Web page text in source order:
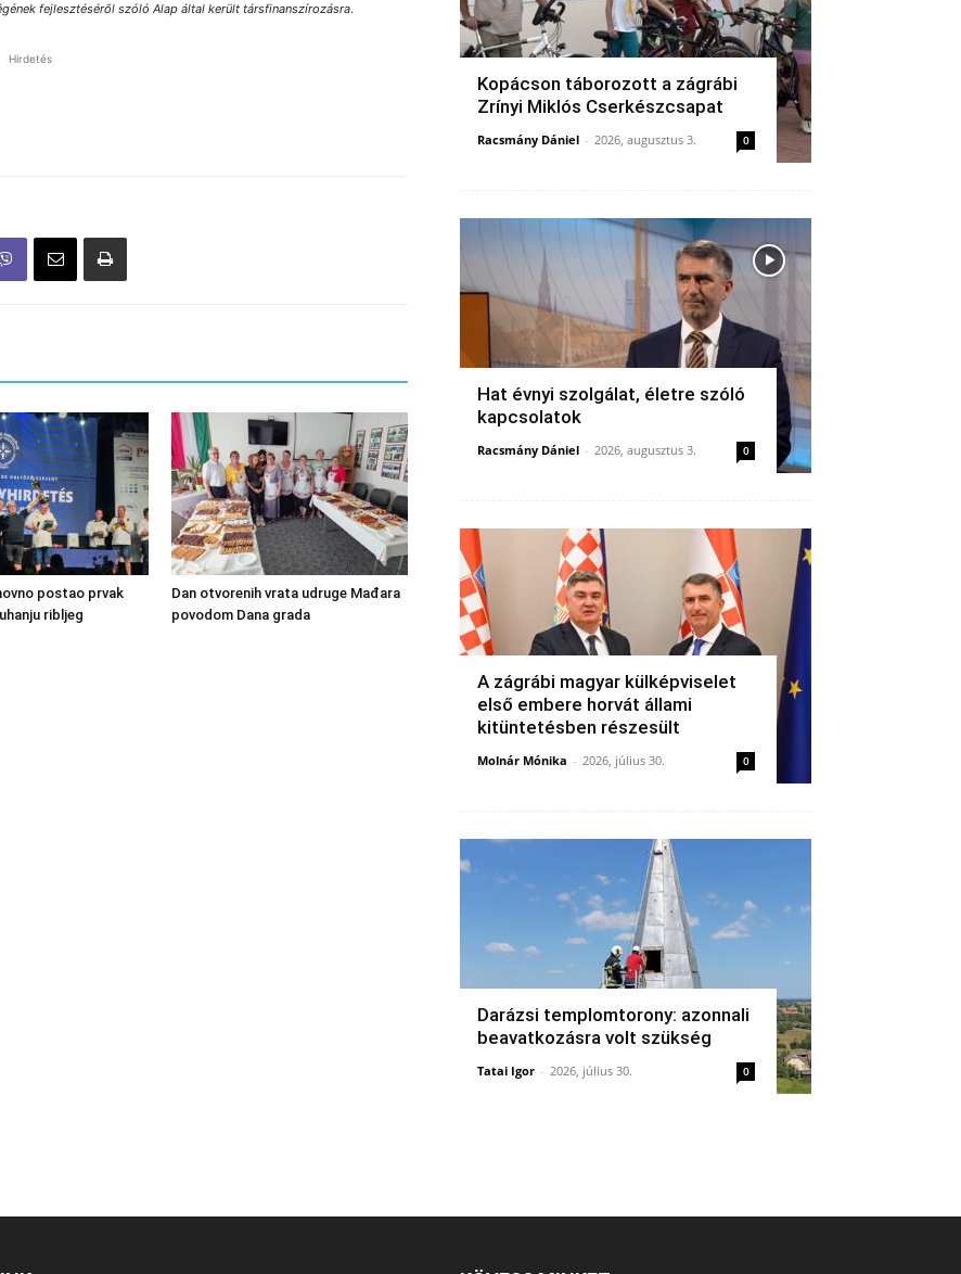
fejlesztéséről szóló Alap által került társfinanszírozásra.
Hirdetés
postao prvak
ribljeg
Dan otvorenih vrata udruge Mađara
povodom Dana grada
Kopácson táborozott a zágrábi
Zrínyi Miklós Cserkészcsapat
Racsmány Dániel - 2026, augusztus 3. 0
Hat évnyi szolgálat, életre szóló
kapcsolatok
Racsmány Dániel - 2026, augusztus 3. 0
A zágrábi magyar külképviselet
első embere horvát állami
kitüntetésben részesült
Molnár Mónika - 2026, július 30. 0
Darázsi templomtorony: azonnali
beavatkozásra volt szükség
Tatai Igor - 2026, július 30. 0